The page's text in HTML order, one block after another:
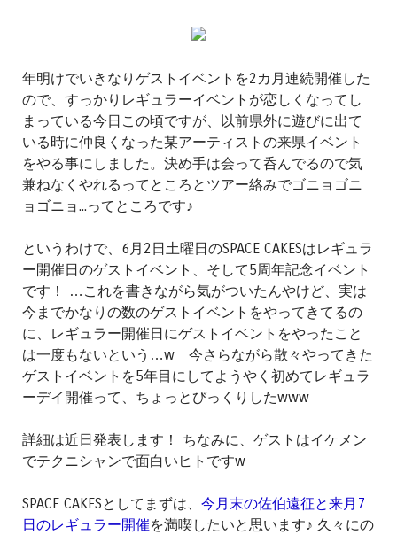
年明けでいきなりゲストイベントを2カ月連続開催した
ので、すっかりレギュラーイベントが恋しくなってし
まっている今日この頃ですが、以前県外に遊びに出て
いる時に仲良くなった某アーティストの来県イベント
をやる事にしました。決め手は会って呑んでるので気
兼ねなくやれるってところとツアー絡みでゴニョゴニ
ョゴニョ...ってところです♪
というわけで、6月2日土曜日のSPACE CAKESはレギュラ
ー開催日のゲストイベント、そして5周年記念イベント
です！ …これを書きながら気がついたんやけど、実は
今までかなりの数のゲストイベントをやってきてるの
に、レギュラー開催日にゲストイベントをやったこと
は一度もないという…w 今さらながら散々やってきた
ゲストイベントを5年目にしてようやく初めてレギュラ
ーデイ開催って、ちょっとびっくりしたwww
詳細は近日発表します！ ちなみに、ゲストはイケメン
でテクニシャンで面白いヒトですw
SPACE CAKESとしてまずは、 今月末の佐伯遠征と来月7
日のレギュラー開催を満喫したいと思います♪ 久々にの